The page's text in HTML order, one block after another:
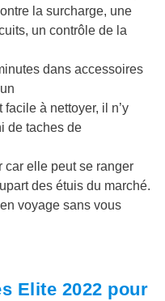
la surcharge, une
un contrôle de la
dans accessoires
à nettoyer, il n’y
de taches de
car elle peut se ranger
des étuis du marché.
voyage sans vous
Elite 2022 pour